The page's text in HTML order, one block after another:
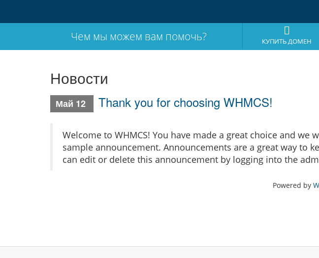
Чем мы можем вам помочь? КУПИТЬ ДОМЕН
Новости
Май 12 Thank you for choosing WHMCS!
Welcome to WHMCS! You have made a great choice and
sample announcement. Announcements are a great way to
can edit or delete this announcement by logging into the
Powered by